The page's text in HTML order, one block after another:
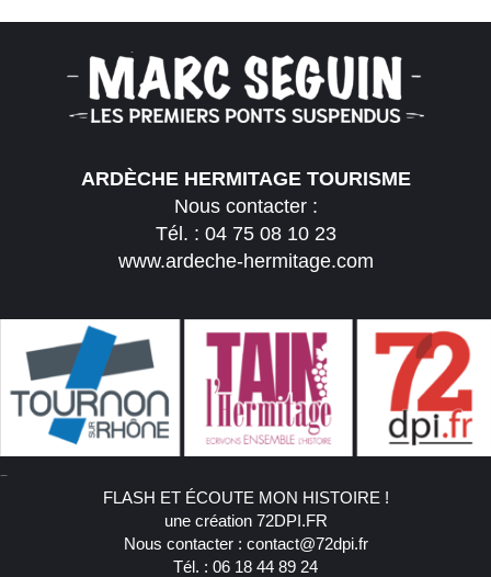
ARDÈCHE HERMITAGE TOURISME
Nous contacter :
Tél. : 04 75 08 10 23
www.ardeche-hermitage.com
–
FLASH ET ÉCOUTE MON HISTOIRE !
une création 72DPI.FR
Nous contacter : contact@72dpi.fr
Tél. : 06 18 44 89 24